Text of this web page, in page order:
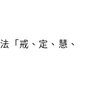
「戒、定、慧、